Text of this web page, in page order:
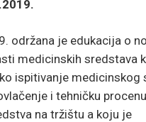
održana je edukacija o
medicinskih sredstava
ispitivanje medicinskog
i tehničku procenu
na tržištu a koju je